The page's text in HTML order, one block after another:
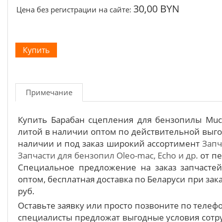
Цена без регистрации на сайте: 30,00 BYN
Примечание
Купить Барабан сцепления для бензопилы
литой в наличии оптом по действительной
наличии и под заказ широкий ассортимент
Запчасти для бензопил Oleo-mac, Echo и др. от
Специальное предложение на заказ
оптом, бесплатная доставка по Беларуси при
руб.
Оставьте заявку или просто позвоните по
специалисты предложат выгодные условия